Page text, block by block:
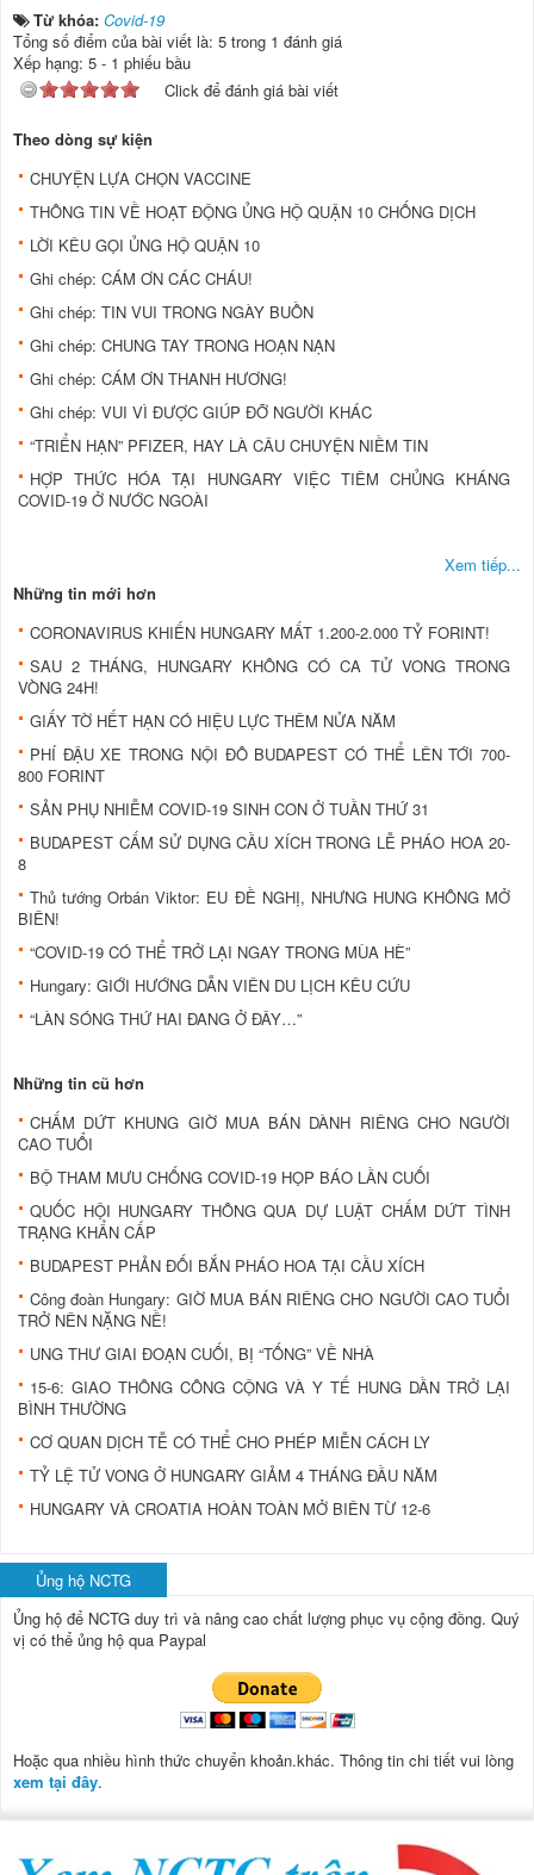
Từ khóa: Covid-19
Tổng số điểm của bài viết là: 5 trong 1 đánh giá
Xếp hạng: 5 - 1 phiếu bầu
Click để đánh giá bài viết
Theo dòng sự kiện
CHUYỆN LỰA CHỌN VACCINE
THÔNG TIN VỀ HOẠT ĐỘNG ỦNG HỘ QUẬN 10 CHỐNG DỊCH
LỜI KÊU GỌI ỦNG HỘ QUẬN 10
Ghi chép: CÁM ƠN CÁC CHÁU!
Ghi chép: TIN VUI TRONG NGÀY BUỒN
Ghi chép: CHUNG TAY TRONG HOẠN NẠN
Ghi chép: CÁM ƠN THANH HƯƠNG!
Ghi chép: VUI VÌ ĐƯỢC GIÚP ĐỠ NGƯỜI KHÁC
“TRIỂN HẠN” PFIZER, HAY LÀ CÂU CHUYỆN NIỀM TIN
HỢP THỨC HÓA TẠI HUNGARY VIỆC TIÊM CHỦNG KHÁNG
COVID-19 Ở NƯỚC NGOÀI
Xem tiếp...
Những tin mới hơn
CORONAVIRUS KHIẾN HUNGARY MẤT 1.200-2.000 TỶ FORINT!
SAU 2 THÁNG, HUNGARY KHÔNG CÓ CA TỬ VONG TRONG
VÒNG 24H!
GIẤY TỜ HẾT HẠN CÓ HIỆU LỰC THÊM NỬA NĂM
PHÍ ĐẬU XE TRONG NỘI ĐÔ BUDAPEST CÓ THỂ LÊN TỚI 700-
800 FORINT
SẢN PHỤ NHIỄM COVID-19 SINH CON Ở TUẦN THỨ 31
BUDAPEST CẤM SỬ DỤNG CẦU XÍCH TRONG LỄ PHÁO HOA 20-
8
Thủ tướng Orbán Viktor: EU ĐỀ NGHỊ, NHƯNG HUNG KHÔNG MỞ
BIÊN!
“COVID-19 CÓ THỂ TRỞ LẠI NGAY TRONG MÙA HÈ”
Hungary: GIỚI HƯỚNG DẪN VIÊN DU LỊCH KÊU CỨU
“LÀN SÓNG THỨ HAI ĐANG Ở ĐÂY…”
Những tin cũ hơn
CHẤM DỨT KHUNG GIỜ MUA BÁN DÀNH RIÊNG CHO NGƯỜI
CAO TUỔI
BỘ THAM MƯU CHỐNG COVID-19 HỌP BÁO LẦN CUỐI
QUỐC HỘI HUNGARY THÔNG QUA DỰ LUẬT CHẤM DỨT TÌNH
TRẠNG KHẨN CẤP
BUDAPEST PHẢN ĐỐI BẮN PHÁO HOA TẠI CẦU XÍCH
Công đoàn Hungary: GIỜ MUA BÁN RIÊNG CHO NGƯỜI CAO TUỔI
TRỞ NÊN NẶNG NỀ!
UNG THƯ GIAI ĐOẠN CUỐI, BỊ “TỐNG” VỀ NHÀ
15-6: GIAO THÔNG CÔNG CỘNG VÀ Y TẾ HUNG DẦN TRỞ LẠI
BÌNH THƯỜNG
CƠ QUAN DỊCH TỄ CÓ THỂ CHO PHÉP MIỄN CÁCH LY
TỶ LỆ TỬ VONG Ở HUNGARY GIẢM 4 THÁNG ĐẦU NĂM
HUNGARY VÀ CROATIA HOÀN TOÀN MỞ BIÊN TỪ 12-6
Ủng hộ NCTG
Ủng hộ để NCTG duy trì và nâng cao chất lượng phục vụ cộng đồng. Quý
vị có thể ủng hộ qua Paypal
Hoặc qua nhiều hình thức chuyển khoản.khác. Thông tin chi tiết vui lòng
xem tại đây.